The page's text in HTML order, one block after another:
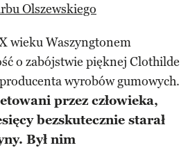
Olszewskiego
wieku Waszyngtonem
o zabójstwie pięknej Clothilde
wyrobów gumowych.
przez człowieka,
bezskutecznie starał
Był nim